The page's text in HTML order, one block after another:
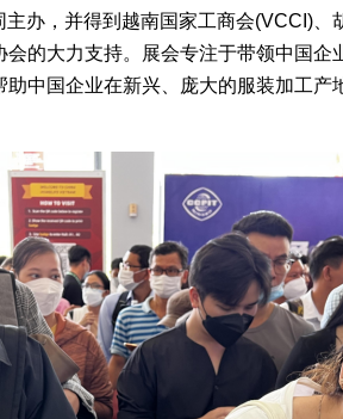
办，并得到越南国家工商会(VCCI)、
的大力支持。展会专注于带领中国企
中国企业在新兴、庞大的服装加工产